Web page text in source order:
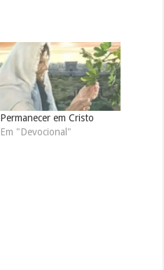
Permanecer em Cristo
Em "Devocional"